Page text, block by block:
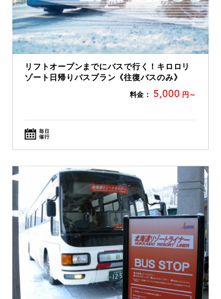
リフトオープンまでにバスで行く！キロロリ
ゾート日帰りバスプラン《往復バスのみ》
料金： 5,000 円～